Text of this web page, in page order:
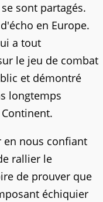
sont partagés.
en Europe.
a tout
le jeu de combat
et démontré
longtemps
en nous confiant
rallier le
de prouver que
échiquier